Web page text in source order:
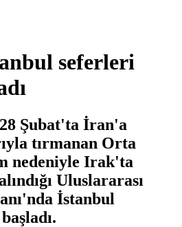
seferleri
Şubat'ta İran'a
tırmanan Orta
nedeniyle Irak'ta
Uluslararası
İstanbul